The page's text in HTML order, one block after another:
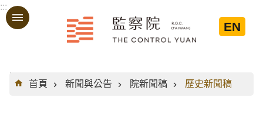
跳到主要內容區塊
:::
EN
:::
首頁
新聞與公告 院新聞稿 歷史新聞稿